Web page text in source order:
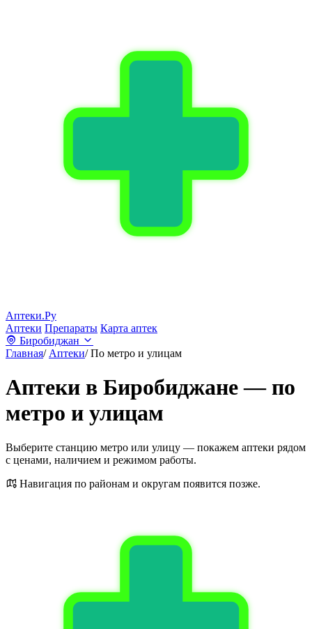
Аптеки.Ру
Аптеки Препараты Карта аптек
Биробиджан
Главная/ Аптеки/ По метро и улицам
Аптеки в Биробиджане — по
метро и улицам
Выберите станцию метро или улицу — покажем аптеки рядом
с ценами, наличием и режимом работы.
Навигация по районам и округам появится позже.